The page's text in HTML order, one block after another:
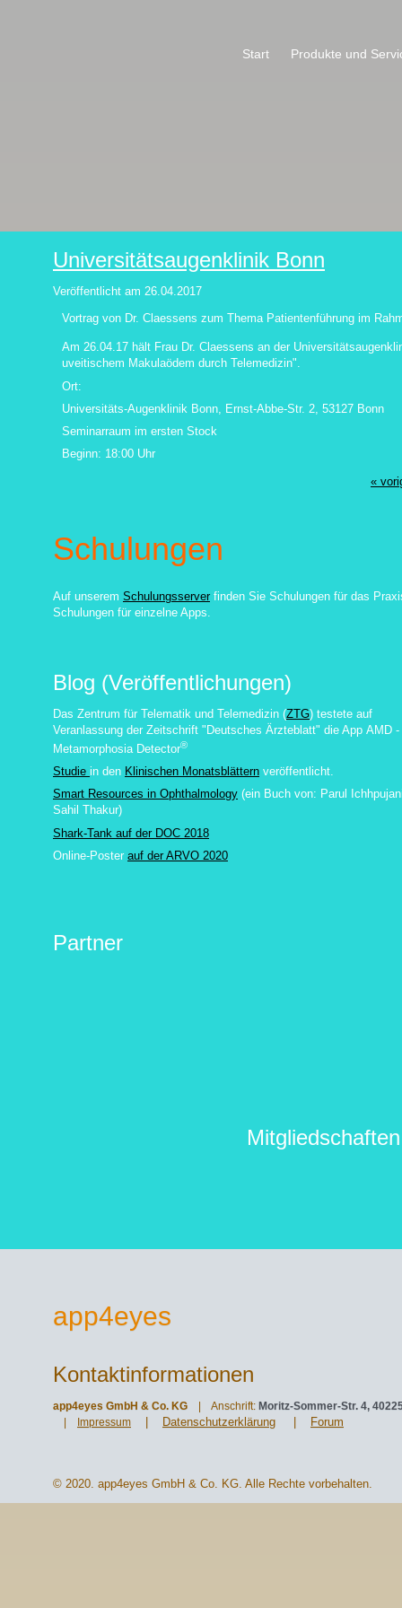
Start Produkte und
Universitätsaugenklinik Bonn
Veröffentlicht am 26.04.2017
Vortrag von Dr. Claessens zum Thema Patientenführung im
Am 26.04.17 hält Frau Dr. Claessens an der
uveitischem Makulaödem durch Telemedizin".
Ort:
Universitäts-Augenklinik Bonn, Ernst-Abbe-Str. 2, 53127 Bonn
Seminarraum im ersten Stock
Beginn: 18:00 Uhr
«
Schulungen
Auf unserem Schulungsserver finden Sie Schulungen für das
Schulungen für einzelne Apps.
Blog (Veröffentlichungen)
Das Zentrum für Telematik und Telemedizin (ZTG) testete auf
Veranlassung der Zeitschrift "Deutsches Ärzteblatt" die App AMD -
Metamorphosia Detector®
Studie in den Klinischen Monatsblättern veröffentlicht.
Smart Resources in Ophthalmology (ein Buch von: Parul
Sahil Thakur)
Shark-Tank auf der DOC 2018
Online-Poster auf der ARVO 2020
Partner
Mitgliedschaften
app4eyes
Kontaktinformationen
app4eyes GmbH & Co. KG | Anschrift: Moritz-Sommer-Str. 4,
|
Impressum | Datenschutzerklärung | Forum
© 2020. app4eyes GmbH & Co. KG. Alle Rechte vorbehalten.